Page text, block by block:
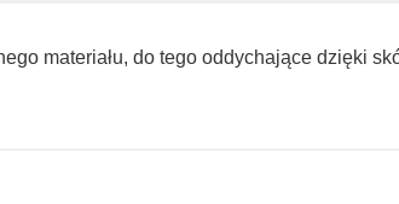
materiału, do tego oddychające dzięki